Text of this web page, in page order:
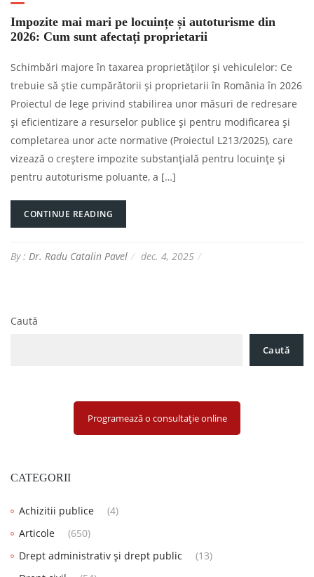
Impozite mai mari pe locuințe și autoturisme din
2026: Cum sunt afectați proprietarii
Schimbări majore în taxarea proprietăților și vehiculelor: Ce
trebuie să știe cumpărătorii și proprietarii în România în 2026
Proiectul de lege privind stabilirea unor măsuri de redresare
și eficientizare a resurselor publice și pentru modificarea și
completarea unor acte normative (Proiectul L213/2025), care
vizează o creștere impozite substanțială pentru locuințe și
pentru autoturisme poluante, a […]
CONTINUE READING
By : Dr. Radu Catalin Pavel dec. 4, 2025
Caută
Caută
Programează o consultație online
CATEGORII
Achizitii publice
(4)
Articole
(650)
Drept administrativ și drept public
(13)